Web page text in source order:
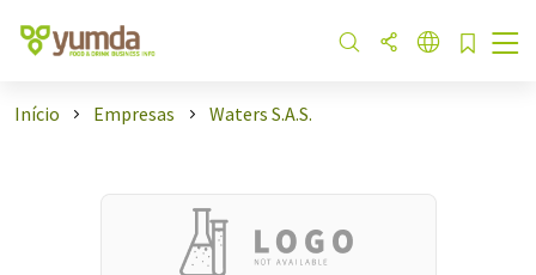
Início Empresas Waters S.A.S.